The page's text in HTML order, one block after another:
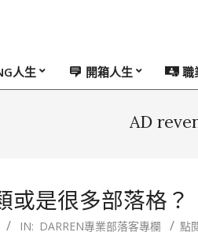
人生 開箱人生 職
AD
或是很多部落格？
IN: DARREN專業部落客專欄 點